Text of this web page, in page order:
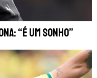
“É um sonho”